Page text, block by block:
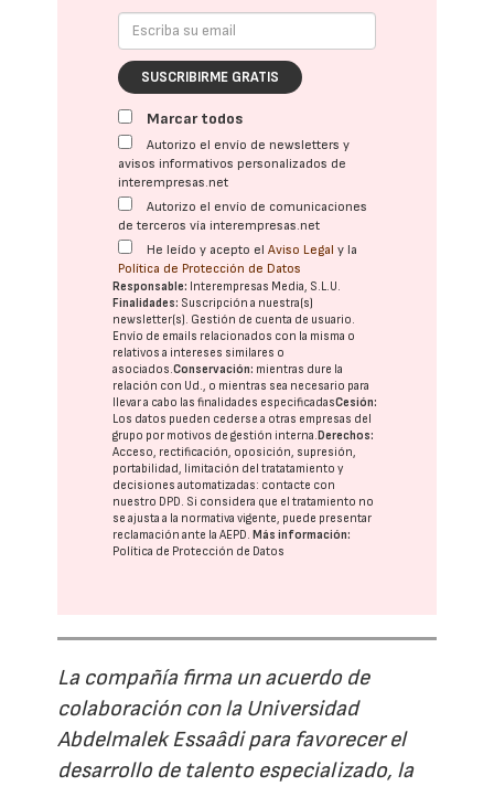
SUSCRIBIRME GRATIS
Marcar todos
Autorizo el envío de newsletters y
avisos informativos personalizados de
interempresas.net
Autorizo el envío de comunicaciones
de terceros vía interempresas.net
He leído y acepto elAviso Legal y la
Política de Protección de Datos
Responsable: Interempresas Media, S.L.U.
Finalidades: Suscripción a nuestra(s)
newsletter(s). Gestión de cuenta de usuario.
Envío de emails relacionados con la misma o
relativos a intereses similares o
asociados.Conservación: mientras dure la
relación con Ud., o mientras sea necesario para
llevar a cabo las finalidades especificadasCesión:
Los datos pueden cederse a otras empresas del
grupo por motivos de gestión interna.Derechos:
Acceso, rectificación, oposición, supresión,
portabilidad, limitación del tratatamiento y
decisiones automatizadas: contacte con
nuestro DPD. Si considera que el tratamiento no
se ajusta a la normativa vigente, puede presentar
reclamación ante laAEPD.Más información:
Política de Protección de Datos
La compañía firma un acuerdo de
colaboración con la Universidad
Abdelmalek Essaâdi para favorecer el
desarrollo de talento especializado, la